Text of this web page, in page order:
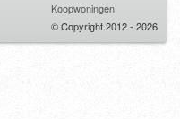
Koopwoningen
© Copyright 2012 - 2026